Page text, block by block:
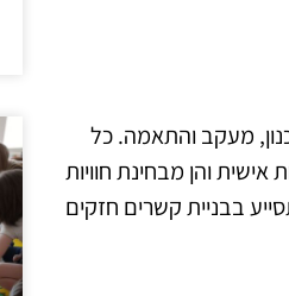
מעקב והתאמה. כל
והן מבחינת חוויות
בבניית קשרים חזקים